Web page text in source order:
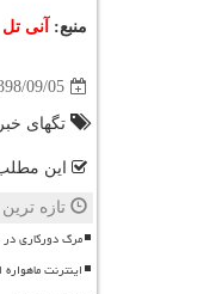
منبع: آنی تل
09/05
تگهای
این
تازه
مرگ دورکاری در
اینترنت